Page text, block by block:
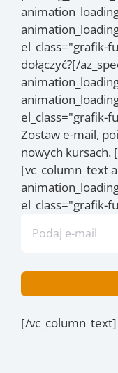
el_class="grafik-
dołączyć?[/
el_class="grafik-
Zostaw e-mail,
nowych kursach.
[vc_column_text
el_class="grafik-
[/vc_column_text]